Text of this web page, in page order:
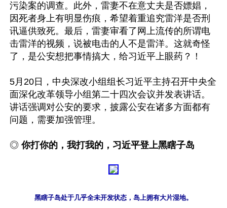
污染案的调查。此外，雷妻不在意丈夫是否嫖娼，
因死者身上有明显伤痕，希望着重追究雷洋是否刑
讯逼供致死。最后，雷妻审看了网上流传的所谓电
击雷洋的视频，说被电击的人不是雷洋。这就奇怪
了，是公安想把事情搞大，给习近平上眼药？！
5月20日，中央深改小组组长习近平主持召开中央全
面深化改革领导小组第二十四次会议并发表讲话。
讲话强调对公安的要求，披露公安在诸多方面都有
问题，需要加强管理。
◎ 你打你的，我打我的，习近平登上黑瞎子岛
黑瞎子岛处于几乎全未开发状态，岛上拥有大片湿地。